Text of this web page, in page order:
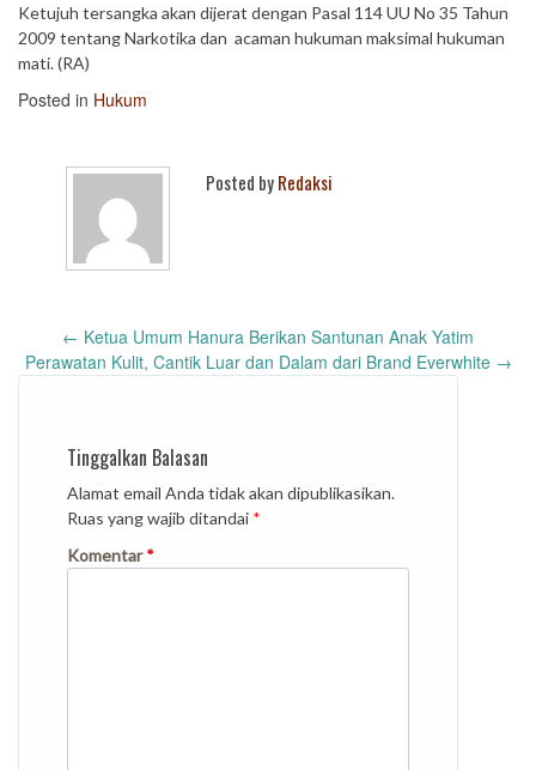
Ketujuh tersangka akan dijerat dengan Pasal 114 UU No 35 Tahun
2009 tentang Narkotika dan acaman hukuman maksimal hukuman
mati. (RA)
Posted in Hukum
Posted byRedaksi
navigation
← Ketua Umum Hanura Berikan Santunan Anak Yatim
Perawatan Kulit, Cantik Luar dan Dalam dari Brand Everwhite →
Tinggalkan Balasan
Alamat email Anda tidak akan dipublikasikan.
Ruas yang wajib ditandai *
Komentar*